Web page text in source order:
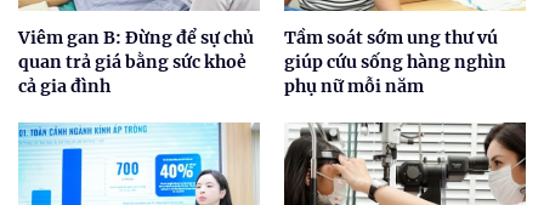
Viêm gan B: Đừng để sự chủ
quan trả giá bằng sức khoẻ
cả gia đình
Tầm soát sớm ung thư vú
giúp cứu sống hàng nghìn
phụ nữ mỗi năm